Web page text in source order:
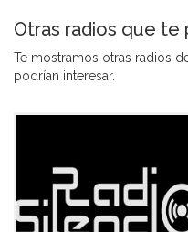
Otras radios que te
Te mostramos otras radios
podrían interesar.